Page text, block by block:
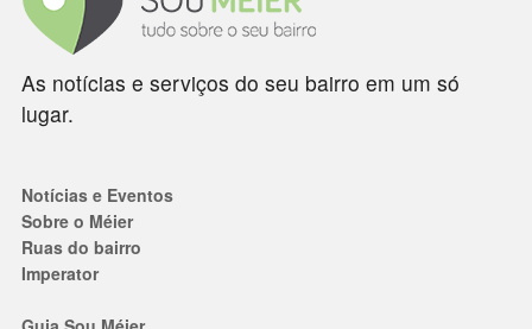
As notícias e serviços do seu bairro em um só
lugar.
Notícias e Eventos
Sobre o Méier
Ruas do bairro
Imperator